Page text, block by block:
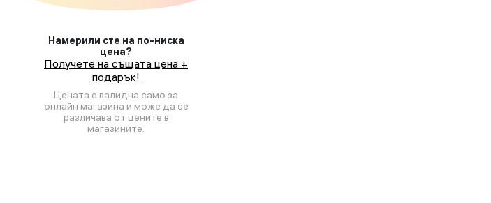
Намерили сте на по-ниска
цена?
Получете на същата цена +
подарък!
Цената е валидна само за
онлайн магазина и може да се
различава от цените в
магазините.